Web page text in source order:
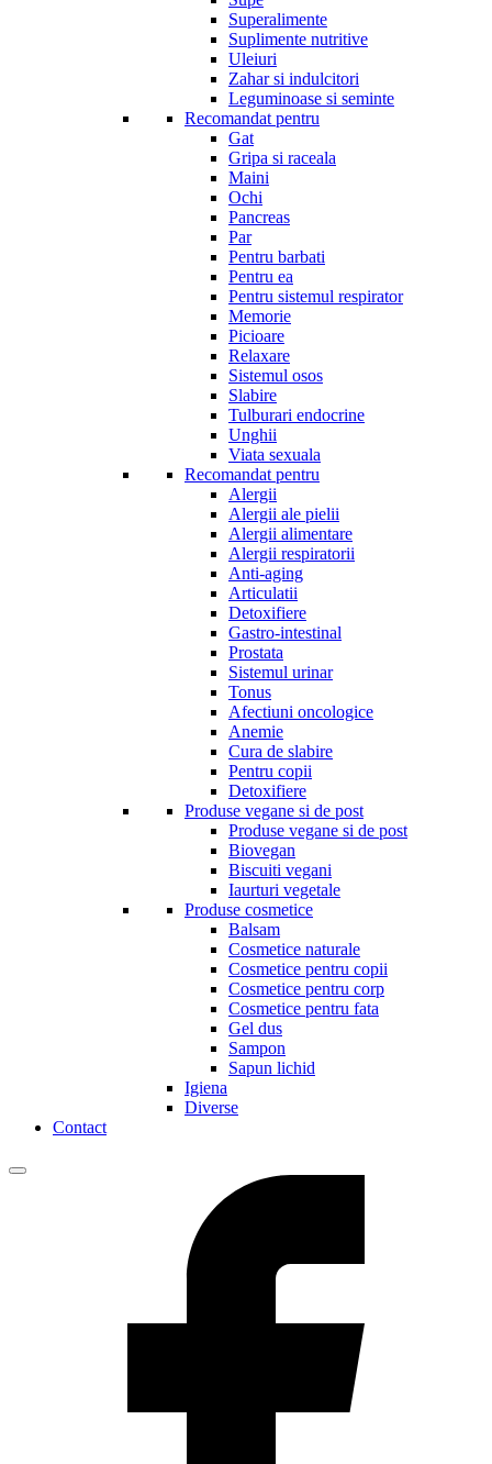
Superalimente
Suplimente nutritive
Uleiuri
Zahar si indulcitori
Leguminoase si seminte
Recomandat pentru
Gat
Gripa si raceala
Maini
Ochi
Pancreas
Par
Pentru barbati
Pentru ea
Pentru sistemul respirator
Memorie
Picioare
Relaxare
Sistemul osos
Slabire
Tulburari endocrine
Unghii
Viata sexuala
Recomandat pentru
Alergii
Alergii ale pielii
Alergii alimentare
Alergii respiratorii
Anti-aging
Articulatii
Detoxifiere
Gastro-intestinal
Prostata
Sistemul urinar
Tonus
Afectiuni oncologice
Anemie
Cura de slabire
Pentru copii
Detoxifiere
Produse vegane si de post
Produse vegane si de post
Biovegan
Biscuiti vegani
Iaurturi vegetale
Produse cosmetice
Balsam
Cosmetice naturale
Cosmetice pentru copii
Cosmetice pentru corp
Cosmetice pentru fata
Gel dus
Sampon
Sapun lichid
Igiena
Diverse
Contact